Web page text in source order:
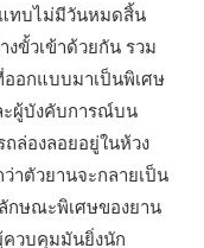
ทบไม่มีวันหมดสิ้น
ขั้วเข้าด้วยกัน รวม
อกแบบมาเป็นพิเศษ
ะผู้บังคับการณ์บน
ล่องลอยอยู่ในห้วง
าตัวยานจะกลายเป็น
กษณะพิเศษของยาน
ควบคุมมันยิ่งนัก